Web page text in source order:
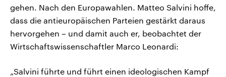
gehen. Nach den Europawahlen. Matteo Salvini hoffe,
dass die antieuropäischen Parteien gestärkt daraus
hervorgehen – und damit auch er, beobachtet der
Wirtschaftswissenschaftler Marco Leonardi:
„Salvini führte und führt einen ideologischen Kampf